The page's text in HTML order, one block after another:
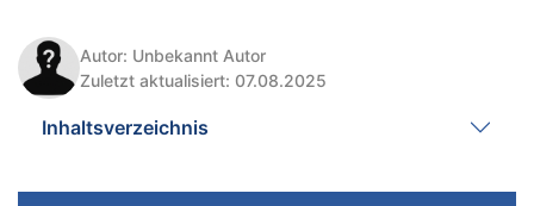
Autor: Unbekannt Autor
Zuletzt aktualisiert: 07.08.2025
Inhaltsverzeichnis